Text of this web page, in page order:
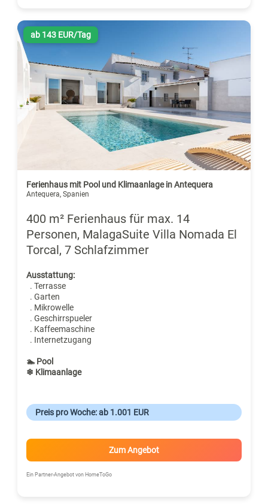
ab 143 EUR/Tag
Ferienhaus mit Pool und Klimaanlage in Antequera
Antequera, Spanien
400 m² Ferienhaus für max. 14
Personen, MalagaSuite Villa Nomada El
Torcal, 7 Schlafzimmer
Ausstattung:
. Terrasse
. Garten
. Mikrowelle
. Geschirrspueler
. Kaffeemaschine
. Internetzugang
🏊 Pool
❄ Klimaanlage
Preis pro Woche: ab 1.001 EUR
Zum Angebot
Ein Partner-Angebot von HomeToGo